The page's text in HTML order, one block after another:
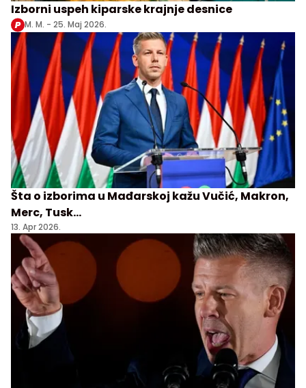
Izborni uspeh kiparske krajnje desnice
M. M. - 25. Maj 2026.
Šta o izborima u Mađarskoj kažu Vučić, Makron,
Merc, Tusk...
13. Apr 2026.